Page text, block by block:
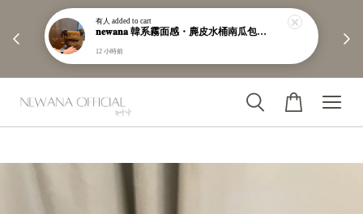
        【分享購物評價💬】贈$30元購物金
有人 added to cart
𝐧𝐞𝐰𝐚𝐧𝐚 韓系霧面感・麂皮水桶南瓜包｜通勤日常包｜高級皮革｜現貨＋預購【nk62】
12 小時前